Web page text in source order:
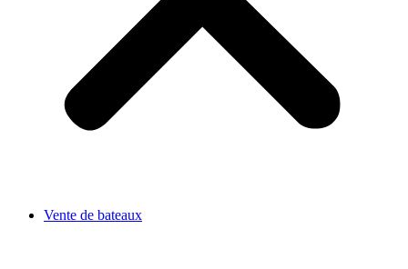
Vente de bateaux